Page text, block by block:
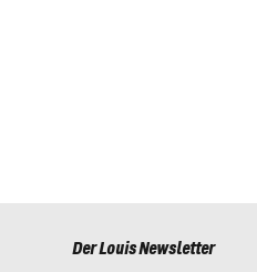
Der Louis Newsletter